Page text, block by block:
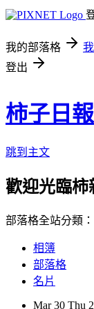
我的部落格
登出
柿子日報
跳到主文
歡迎光臨柿
部落格全站分類：
相簿
部落格
名片
Mar 30 Thu